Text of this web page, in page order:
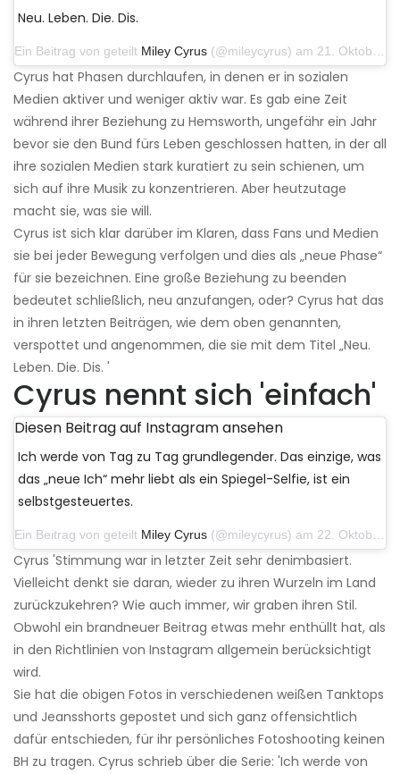
Neu. Leben. Die. Dis.
Ein Beitrag von geteilt Miley Cyrus (@mileycyrus) am 21. Oktober 2019 um 12:31 Uhr PDT
Cyrus hat Phasen durchlaufen, in denen er in sozialen
Medien aktiver und weniger aktiv war. Es gab eine Zeit
während ihrer Beziehung zu Hemsworth, ungefähr ein Jahr
bevor sie den Bund fürs Leben geschlossen hatten, in der all
ihre sozialen Medien stark kuratiert zu sein schienen, um
sich auf ihre Musik zu konzentrieren. Aber heutzutage
macht sie, was sie will.
Cyrus ist sich klar darüber im Klaren, dass Fans und Medien
sie bei jeder Bewegung verfolgen und dies als „neue Phase“
für sie bezeichnen. Eine große Beziehung zu beenden
bedeutet schließlich, neu anzufangen, oder? Cyrus hat das
in ihren letzten Beiträgen, wie dem oben genannten,
verspottet und angenommen, die sie mit dem Titel „Neu.
Leben. Die. Dis. '
Cyrus nennt sich 'einfach'
Diesen Beitrag auf Instagram ansehen
Ich werde von Tag zu Tag grundlegender. Das einzige, was
das „neue Ich“ mehr liebt als ein Spiegel-Selfie, ist ein
selbstgesteuertes.
Ein Beitrag von geteilt Miley Cyrus (@mileycyrus) am 22. Oktober 2019 um 11:39 Uhr PDT
Cyrus 'Stimmung war in letzter Zeit sehr denimbasiert.
Vielleicht denkt sie daran, wieder zu ihren Wurzeln im Land
zurückzukehren? Wie auch immer, wir graben ihren Stil.
Obwohl ein brandneuer Beitrag etwas mehr enthüllt hat, als
in den Richtlinien von Instagram allgemein berücksichtigt
wird.
Sie hat die obigen Fotos in verschiedenen weißen Tanktops
und Jeansshorts gepostet und sich ganz offensichtlich
dafür entschieden, für ihr persönliches Fotoshooting keinen
BH zu tragen. Cyrus schrieb über die Serie: 'Ich werde von